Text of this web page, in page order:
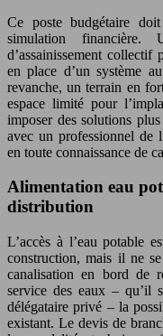
Ce poste budgétaire
simulation financière.
d’assainissement
en place d’un système
revanche, un terrain en
espace limité pour
imposer des solutions
avec un professionnel de
en toute connaissance de
Alimentation eau
distribution
L’accès à l’eau potable
construction, mais il ne
canalisation en bord de
service des eaux – qu’il
délégataire privé – la
existant. Le devis de